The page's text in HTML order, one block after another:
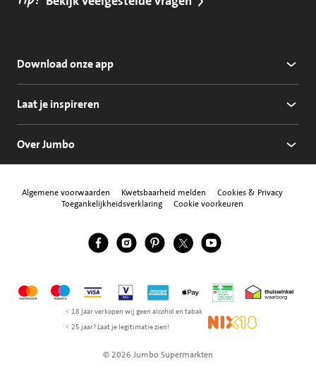
Download onze app
Laat je inspireren
Over Jumbo
Algemene voorwaarden Kwetsbaarheid melden
Cookies & Privacy
Toegankelijkheidsverklaring
Cookie voorkeuren
Volg ons
Jumbo Facebook
Jumbo Instagram
Jumbo Pinterest
Jumbo Twitter
Jumbo YouTube
MastercardMaestroVisa Vpay American Express
Apple Pay Thuiswinkel
< 18 jaar verkopen wij geen alcohol en tabak
< 25 jaar? Laat je legitimatie zien!
NIX18
© 2026 Jumbo Supermarkten